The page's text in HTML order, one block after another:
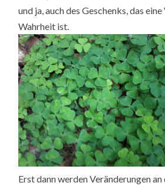
und ja, auch des Geschenks, das
Wahrheit ist.
Erst dann werden Veränderungen